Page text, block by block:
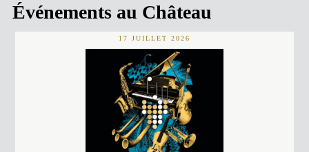
Événements au Château
17 JUILLET 2026